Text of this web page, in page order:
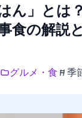
ん」とは
食の解説
グルメ・食 季